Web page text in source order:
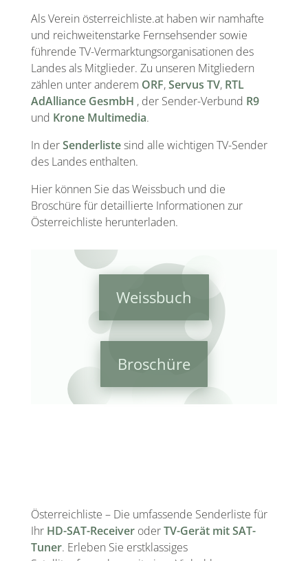
Als Verein österreichliste.at haben wir namhafte
und reichweitenstarke Fernsehsender sowie
führende TV-Vermarktungsorganisationen des
Landes als Mitglieder. Zu unseren Mitgliedern
zählen unter anderem ORF,Servus TV, RTL
AdAlliance GesmbH , der Sender-Verbund R9
und Krone Multimedia.
In derSenderlistesind alle wichtigen TV-Sender
des Landes enthalten.
Hier können Sie das Weissbuch und die
Broschüre für detaillierte Informationen zur
Österreichliste herunterladen.
Weissbuch
Broschüre
Österreichliste – Die umfassende Senderliste für
Ihr HD-SAT-ReceiveroderTV-Gerät mit SAT-
Tuner. Erleben Sie erstklassiges